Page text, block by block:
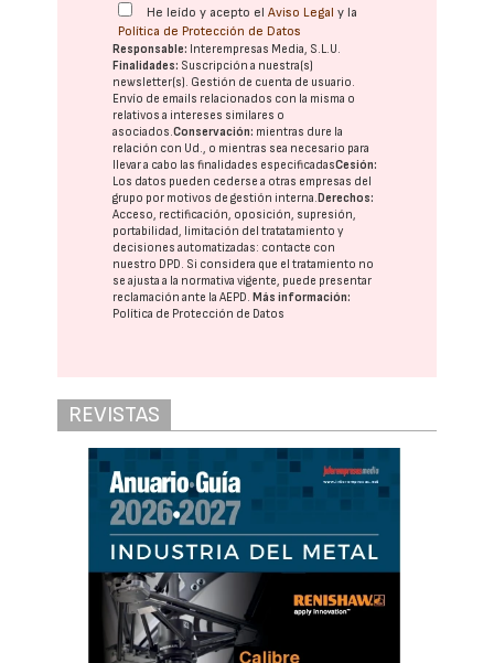
He leído y acepto elAviso Legal y la
Política de Protección de Datos
Responsable: Interempresas Media, S.L.U.
Finalidades: Suscripción a nuestra(s)
newsletter(s). Gestión de cuenta de usuario.
Envío de emails relacionados con la misma o
relativos a intereses similares o
asociados.Conservación: mientras dure la
relación con Ud., o mientras sea necesario para
llevar a cabo las finalidades especificadasCesión:
Los datos pueden cederse a otras empresas del
grupo por motivos de gestión interna. Derechos:
Acceso, rectificación, oposición, supresión,
portabilidad, limitación del tratatamiento y
decisiones automatizadas: contacte con
nuestro DPD. Si considera que el tratamiento no
se ajusta a la normativa vigente, puede presentar
reclamación ante laAEPD. Más información:
Política de Protección de Datos
REVISTAS